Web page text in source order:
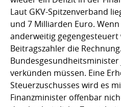
Laut GKV-Spitzenverband
und 7 Milliarden Euro.
anderweitig
Beitragszahler die
Bundesgesundheitsminister
verkünden müssen. Eine
Steuerzuschusses wird es
Finanzminister offenbar